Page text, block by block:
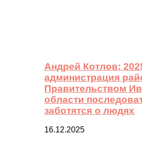
Андрей Котлов:
администрация
Правительством
области
заботятся о людях
16.12.2025